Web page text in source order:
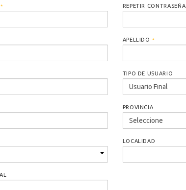
* REPETIR CONTRASEÑA
APELLIDO *
TIPO DE USUARIO
PROVINCIA
LOCALIDAD